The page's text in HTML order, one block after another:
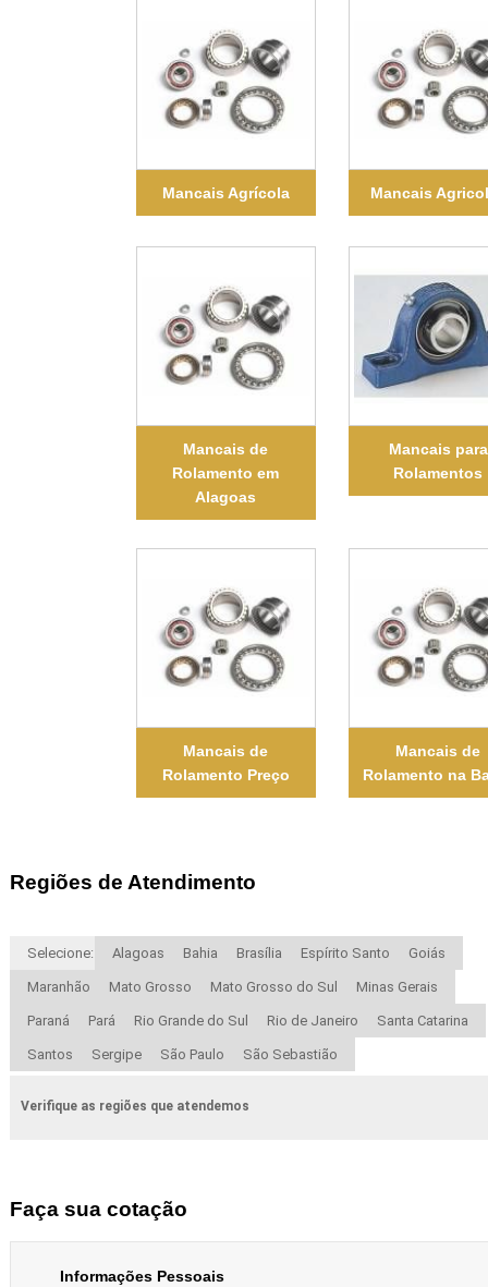
Mancais Agrícola Mancais
Mancais de
Rolamento em
Alagoas
Mancais para
Rolamentos
Mancais de
Rolamento Preço
Mancais de
Rolamento na
Regiões de Atendimento
Selecione: Alagoas Bahia Brasília Espírito Santo Goiás
Maranhão Mato Grosso Mato Grosso do Sul Minas Gerais
Paraná Pará Rio Grande do Sul Rio de Janeiro Santa Catarina
Santos Sergipe São Paulo São Sebastião
Verifique as regiões que atendemos
Faça sua cotação
Informações Pessoais